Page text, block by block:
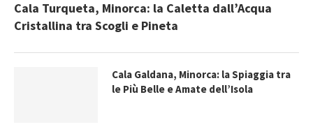
Cala Turqueta, Minorca: la Caletta dall’Acqua
Cristallina tra Scogli e Pineta
Cala Galdana, Minorca: la Spiaggia tra
le Più Belle e Amate dell’Isola